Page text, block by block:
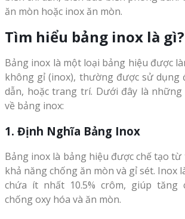
ăn mòn hoặc inox ăn mòn.
Tìm hiểu bảng inox là gì?
Bảng inox là một loại bảng hiệu được
không gỉ (inox), thường được sử dụng
dẫn, hoặc trang trí. Dưới đây là
về bảng inox:
1. Định Nghĩa Bảng Inox
Bảng inox là bảng hiệu được chế tạo
khả năng chống ăn mòn và gỉ sét. Inox
chứa ít nhất 10.5% crôm, giúp tăng
chống oxy hóa và ăn mòn.